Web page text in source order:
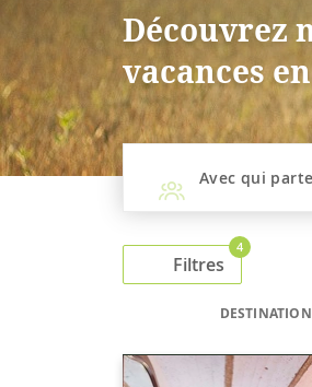
Découvrez
vacances
Avec qui
Filtres
4